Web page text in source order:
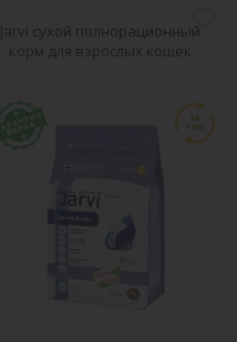
Jarvi сухой полнорационный
корм для взрослых кошек